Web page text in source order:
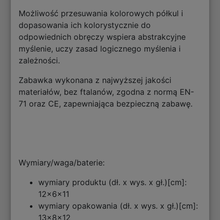
Możliwość przesuwania kolorowych półkul i
dopasowania ich kolorystycznie do
odpowiednich obręczy wspiera abstrakcyjne
myślenie, uczy zasad logicznego myślenia i
zależności.
Zabawka wykonana z najwyższej jakości
materiałów, bez ftalanów, zgodna z normą EN-
71 oraz CE, zapewniająca bezpieczną zabawę.
Wymiary/waga/baterie:
wymiary produktu (dł. x wys. x gł.)[cm]:
12x6x11
wymiary opakowania (dł. x wys. x gł.)[cm]:
13x8x12